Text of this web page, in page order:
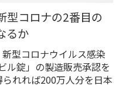
コロナの2番目の
るか
型コロナウイルス感染
ル錠」の製造販売承認を
れれば200万人分を日本